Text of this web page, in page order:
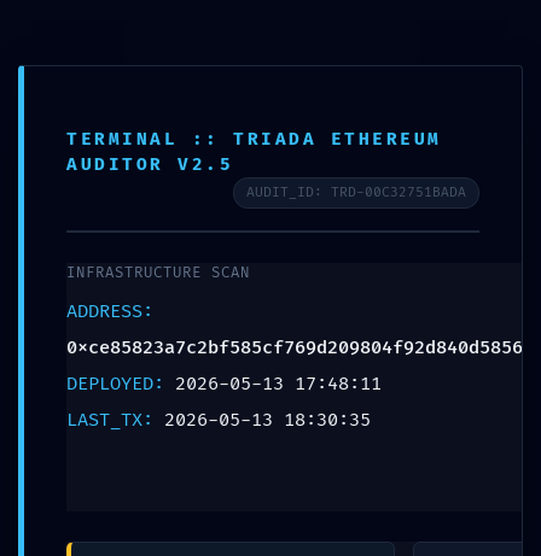
Обов’язкові поля позначені *
Коментар *
TERMINAL :: TRIADA ETHEREUM
AUDITOR V2.5
AUDIT_ID: TRD-00C32751BADA
INFRASTRUCTURE SCAN
ADDRESS:
0xce85823a7c2bf585cf769d209804f92d840d5856
DEPLOYED: 2026-05-13 17:48:11
LAST_TX: 2026-05-13 18:30:35